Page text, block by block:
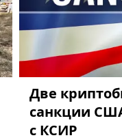
Две
санкции
с КСИР